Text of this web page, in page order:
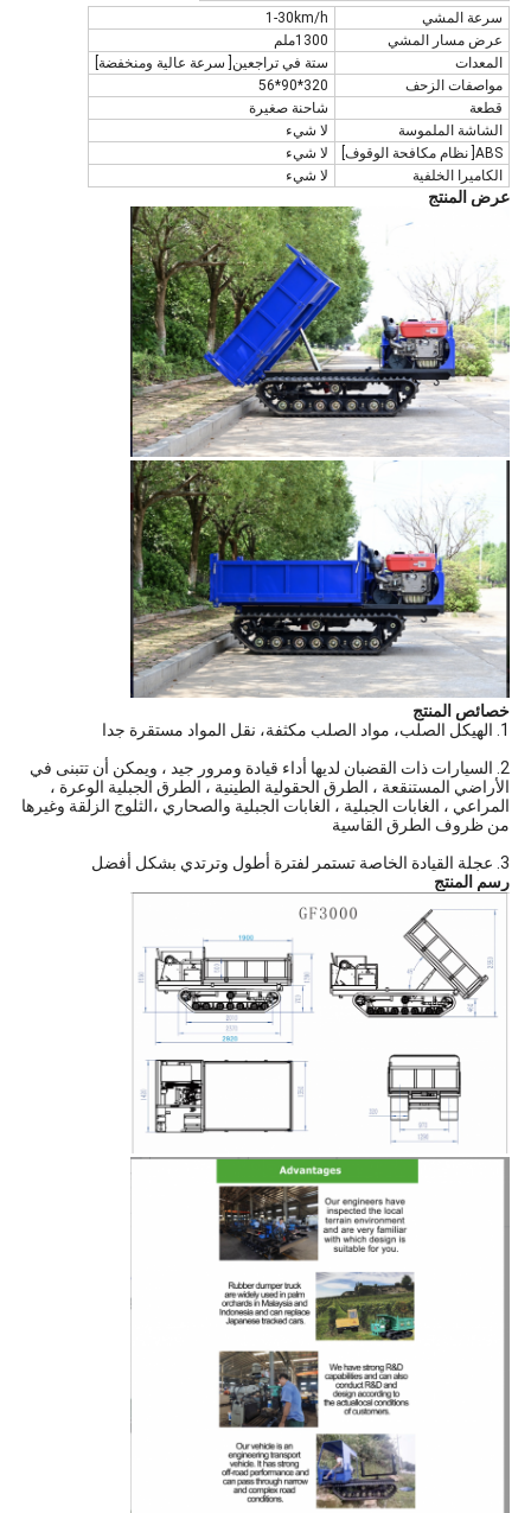
سرعة المشي
1-30km/h
عرض مسار المشي
1300ملم
المعدات
ستة في تراجعين[ سرعة عالية ومنخفضة]
مواصفات الزحف
320*90*56
قطعة
شاحنة صغيرة
الشاشة الملموسة
لا شيء
ABS[ نظام مكافحة الوقوف]
لا شيء
الكاميرا الخلفية
لا شيء
عرض المنتج
خصائص المنتج
1. الهيكل الصلب، مواد الصلب مكثفة، نقل المواد مستقرة جدا
2. السيارات ذات القضبان لديها أداء قيادة ومرور جيد ، ويمكن أن تتبنى في
الأراضي المستنقعة ، الطرق الحقولية الطينية ، الطرق الجبلية الوعرة ،
المراعي ، الغابات الجبلية ، الغابات الجبلية والصحاري ،الثلوج الزلقة وغيرها
من ظروف الطرق القاسية
3. عجلة القيادة الخاصة تستمر لفترة أطول وترتدي بشكل أفضل
رسم المنتج